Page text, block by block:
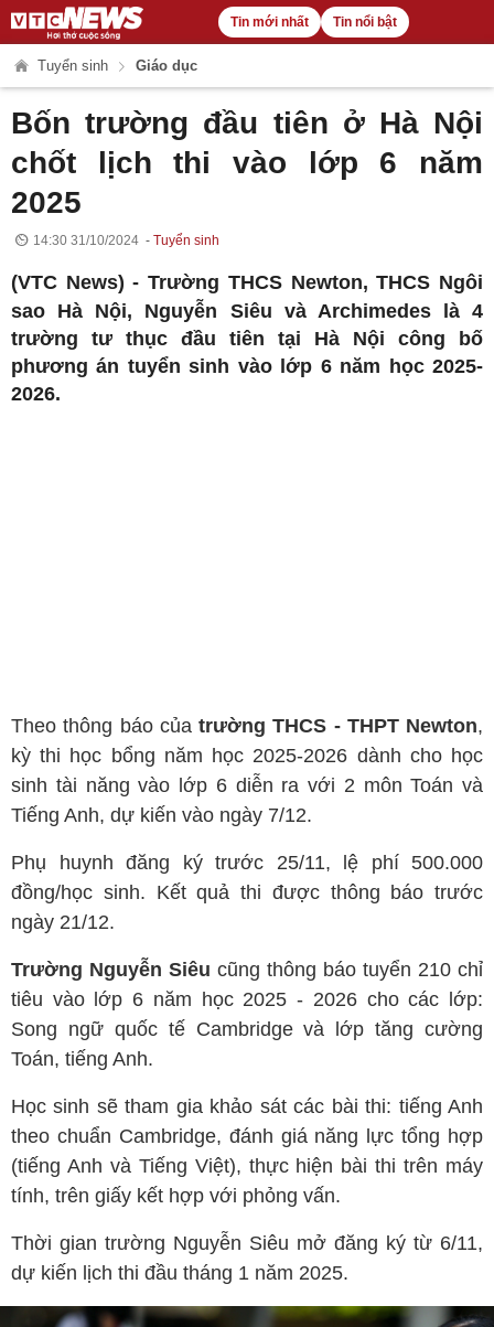
Tin mới nhất Tin nổi bật
Tuyển sinh Giáo dục
Bốn trường đầu tiên ở Hà Nội
chốt lịch thi vào lớp 6 năm
2025
14:30 31/10/2024 Tuyển sinh
(VTC News) -Trường THCS Newton, THCS Ngôi
sao Hà Nội, Nguyễn Siêu và Archimedes là 4
trường tư thục đầu tiên tại Hà Nội công bố
phương án tuyển sinh vào lớp 6 năm học 2025-
2026.
Theo thông báo của trường THCS - THPT Newton,
kỳ thi học bổng năm học 2025-2026 dành cho học
sinh tài năng vào lớp 6 diễn ra với 2 môn Toán và
Tiếng Anh, dự kiến vào ngày 7/12.
Phụ huynh đăng ký trước 25/11, lệ phí 500.000
đồng/học sinh. Kết quả thi được thông báo trước
ngày 21/12.
Trường Nguyễn Siêu cũng thông báo tuyển 210 chỉ
tiêu vào lớp 6 năm học 2025 - 2026 cho các lớp:
Song ngữ quốc tế Cambridge và lớp tăng cường
Toán, tiếng Anh.
Học sinh sẽ tham gia khảo sát các bài thi: tiếng Anh
theo chuẩn Cambridge, đánh giá năng lực tổng hợp
(tiếng Anh và Tiếng Việt), thực hiện bài thi trên máy
tính, trên giấy kết hợp với phỏng vấn.
Thời gian trường Nguyễn Siêu mở đăng ký từ 6/11,
dự kiến lịch thi đầu tháng 1 năm 2025.